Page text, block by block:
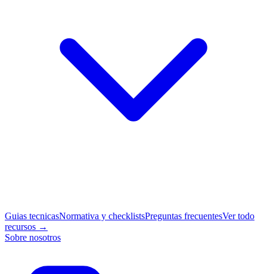
Guias tecnicasNormativa y checklistsPreguntas frecuentesVer todo
recursos →
Sobre nosotros